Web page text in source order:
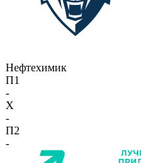
Нефтехимик
П1
-
X
-
П2
-